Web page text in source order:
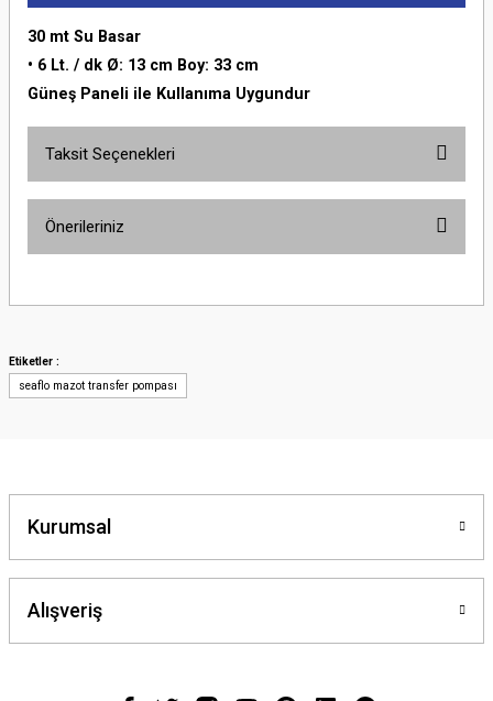
30 mt Su Basar
• 6 Lt. / dk Ø: 13 cm Boy: 33 cm
Güneş Paneli ile Kullanıma Uygundur
Taksit Seçenekleri
Önerileriniz
Ürün resmi kalitesiz, bozuk veya görüntülenemiyor.
Ürün fiyatı diğer sitelerden daha pahalı.
Bu ürüne benzer farklı alternatifler olmalı.
Etiketler :
seaflo mazot transfer pompası
Kurumsal
Alışveriş